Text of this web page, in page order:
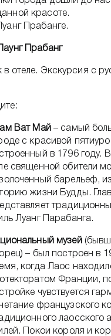
красоте.
Прабанге.
Прабанг
в отеле. Экскурсия с
Ват Май – самый
с красивой
в 1796 году.
священной обители
барельеф,
жизни Будды.
Луанг Парабанга.
музей
– был построен в
когда Лаос
Франции,
чувствуется
французского
лаосского
Покои короля и